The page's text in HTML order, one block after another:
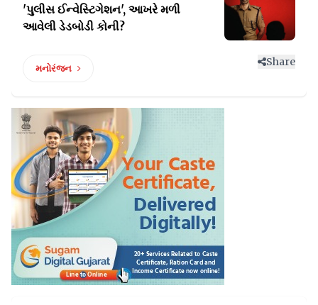
'પુલીસ ઈન્વેસ્ટિગેશન', આખરે મળી
આવેલી ડેડબોડી કોની?
મનોરંજન
Share